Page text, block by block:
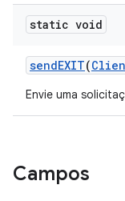
static void
sendEXIT(
Envie uma
Campos